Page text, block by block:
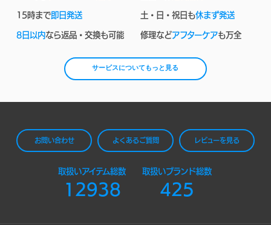
15時まで即日発送 土・日・祝日も休まず発送
8日以内なら返品・交換も可能 修理などアフターケアも万全
サービスについてもっと見る
お問い合わせ よくあるご質問 レビューを見る
取扱いアイテム総数
12938
取扱いブランド総数
425